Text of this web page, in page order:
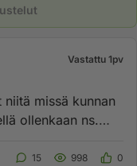
Vastattu 1pv
missä kunnan
ollenkaan ns.
15 998 0